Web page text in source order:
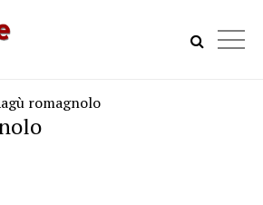
romagnolo